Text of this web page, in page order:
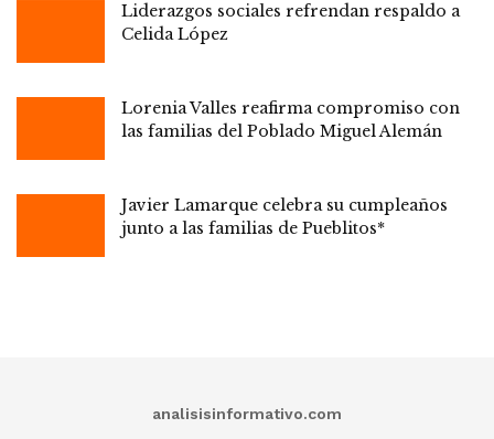
Liderazgos sociales refrendan respaldo a
Celida López
Lorenia Valles reafirma compromiso con
las familias del Poblado Miguel Alemán
Javier Lamarque celebra su cumpleaños
junto a las familias de Pueblitos*
analisisinformativo.com